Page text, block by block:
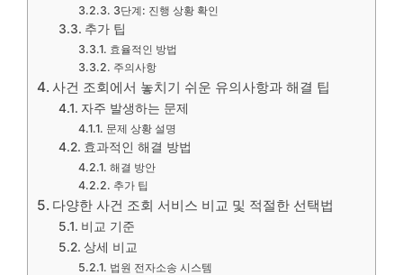
3단계: 진행 상황 확인
추가 팁
효율적인 방법
주의사항
사건 조회에서 놓치기 쉬운 유의사항과 해결 팁
자주 발생하는 문제
문제 상황 설명
효과적인 해결 방법
해결 방안
추가 팁
다양한 사건 조회 서비스 비교 및 적절한 선택법
비교 기준
상세 비교
법원 전자소송 시스템